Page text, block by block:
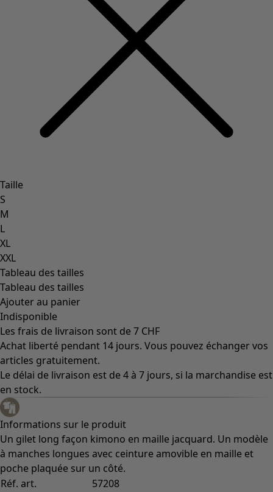
Taille
S
M
L
XL
XXL
Tableau des tailles
Tableau des tailles
Ajouter au panier
Indisponible
Les frais de livraison sont de 7 CHF
Achat liberté pendant 14 jours. Vous pouvez échanger vos
articles gratuitement.
Le délai de livraison est de 4 à 7 jours, si la marchandise est
en stock.
Informations sur le produit
Un gilet long façon kimono en maille jacquard. Un modèle
à manches longues avec ceinture amovible en maille et
poche plaquée sur un côté.
Réf. art.
57208